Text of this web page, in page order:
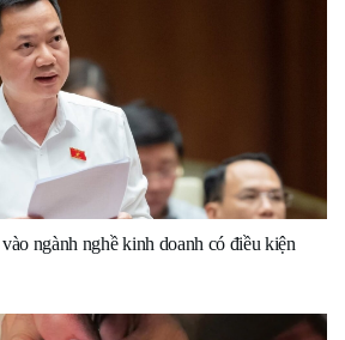
ngành nghề kinh doanh có điều kiện